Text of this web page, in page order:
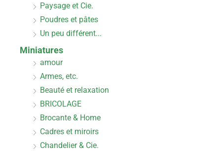
Paysage et Cie.
Poudres et pâtes
Un peu différent...
Miniatures
amour
Armes, etc.
Beauté et relaxation
BRICOLAGE
Brocante & Home
Cadres et miroirs
Chandelier & Cie.